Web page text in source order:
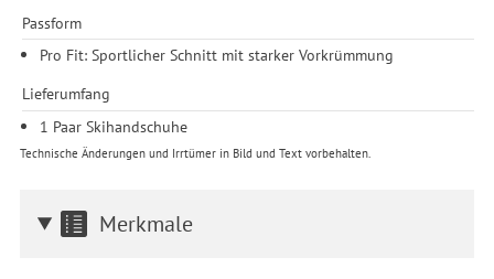
Passform
Pro Fit: Sportlicher Schnitt mit starker Vorkrümmung
Lieferumfang
1 Paar Skihandschuhe
Technische Änderungen und Irrtümer in Bild und Text vorbehalten.
Merkmale